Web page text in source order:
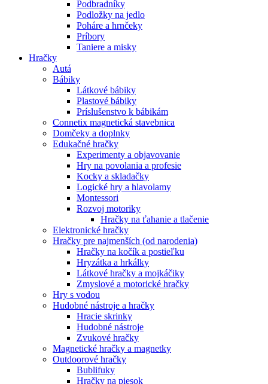
Podbradníky
Podložky na jedlo
Poháre a hrnčeky
Príbory
Taniere a misky
Hračky
Autá
Bábiky
Látkové bábiky
Plastové bábiky
Príslušenstvo k bábikám
Connetix magnetická stavebnica
Domčeky a doplnky
Edukačné hračky
Experimenty a objavovanie
Hry na povolania a profesie
Kocky a skladačky
Logické hry a hlavolamy
Montessori
Rozvoj motoriky
Hračky na ťahanie a tlačenie
Elektronické hračky
Hračky pre najmenších (od narodenia)
Hračky na kočík a postieľku
Hryzátka a hrkálky
Látkové hračky a mojkáčiky
Zmyslové a motorické hračky
Hry s vodou
Hudobné nástroje a hračky
Hracie skrinky
Hudobné nástroje
Zvukové hračky
Magnetické hračky a magnetky
Outdoorové hračky
Bublifuky
Hračky na piesok